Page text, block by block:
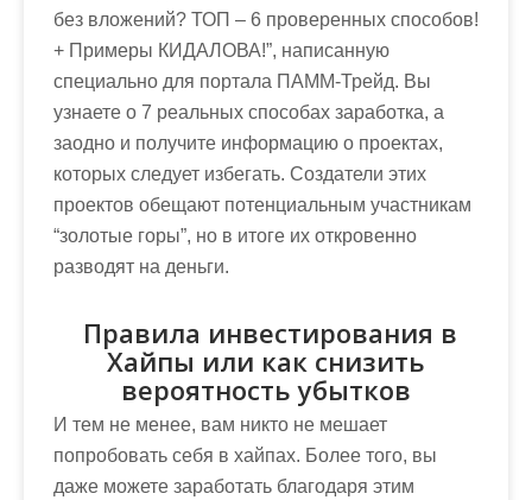
без вложений? ТОП – 6 проверенных способов!
+ Примеры КИДАЛОВА!”, написанную
специально для портала ПАММ-Трейд. Вы
узнаете о 7 реальных способах заработка, а
заодно и получите информацию о проектах,
которых следует избегать. Создатели этих
проектов обещают потенциальным участникам
“золотые горы”, но в итоге их откровенно
разводят на деньги.
Правила инвестирования в
Хайпы или как снизить
вероятность убытков
И тем не менее, вам никто не мешает
попробовать себя в хайпах. Более того, вы
даже можете заработать благодаря этим